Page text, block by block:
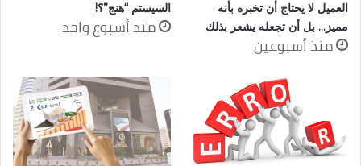
العميل لا يحتاج أن تخبره بأنه
مميز… بل أن تجعله يشعر بذلك
منذ أسبوعين
السيستم “هنج”؟!
منذ أسبوع واحد